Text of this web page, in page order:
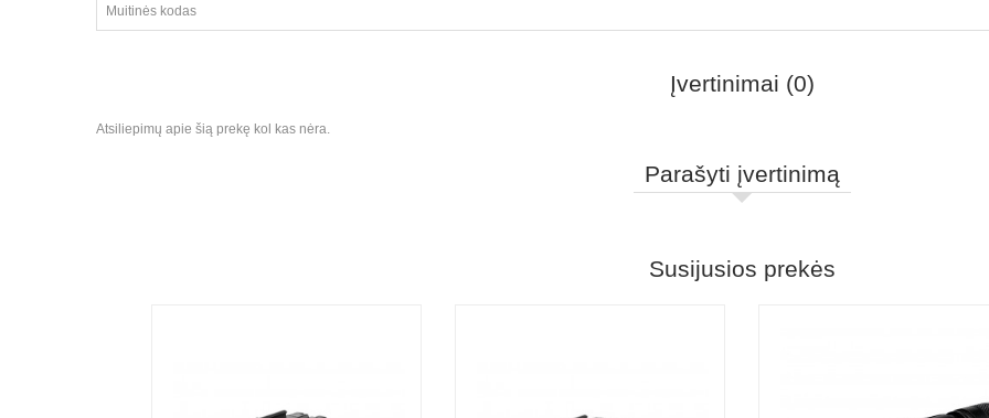
Muitinės kodas
Įvertinimai (0)
Atsiliepimų apie šią prekę kol kas nėra.
Parašyti įvertinimą
Susijusios prekės